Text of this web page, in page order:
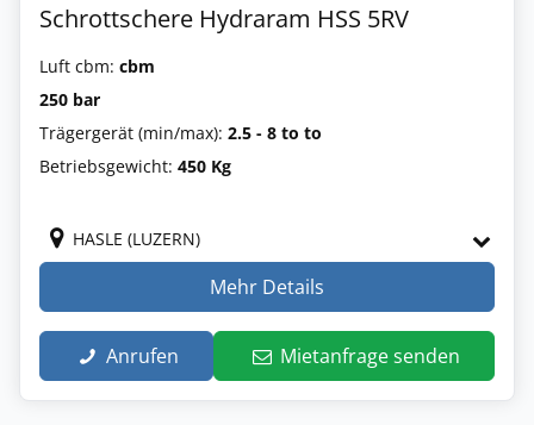
Schrottschere Hydraram HSS 5RV
Luft cbm: cbm
250 bar
Trägergerät (min/max): 2.5 - 8 to to
Betriebsgewicht: 450 Kg
HASLE (LUZERN)
Mehr Details
Anrufen Mietanfrage senden